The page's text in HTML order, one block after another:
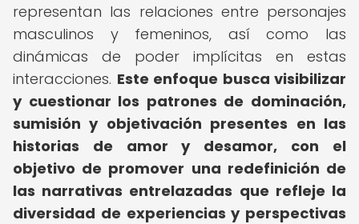
representan las relaciones entre personajes
masculinos y femeninos, así como las
dinámicas de poder implícitas en estas
interacciones. Este enfoque busca visibilizar
y cuestionar los patrones de dominación,
sumisión y objetivación presentes en las
historias de amor y desamor, con el
objetivo de promover una redefinición de
las narrativas entrelazadas que refleje la
diversidad de experiencias y perspectivas